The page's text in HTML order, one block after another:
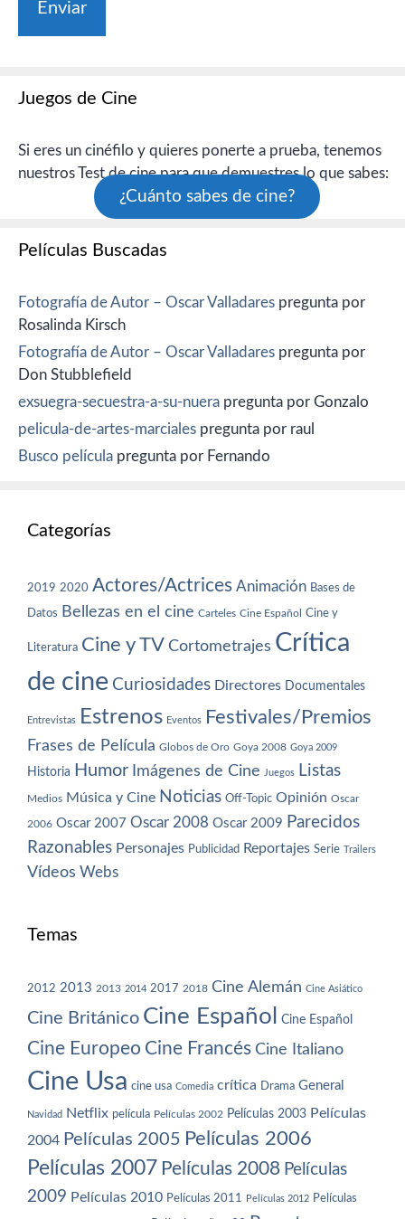
Juegos de Cine
Si eres un cinéfilo y quieres ponerte a prueba, tenemos
nuestros Test de cine para que demuestres lo que sabes:
¿Cuánto sabes de cine?
Películas Buscadas
Fotografía de Autor – Oscar Valladares pregunta por
Rosalinda Kirsch
Fotografía de Autor – Oscar Valladares pregunta por
Don Stubblefield
exsuegra-secuestra-a-su-nuera pregunta por Gonzalo
pelicula-de-artes-marciales pregunta por raul
Busco película pregunta por Fernando
Categorías
2019 2020 Actores/Actrices Animación Bases de
Datos Bellezas en el cine Carteles Cine Español Cine y
Literatura Cine y TV Cortometrajes Crítica
de cine Curiosidades Directores Documentales
Entrevistas Estrenos Eventos Festivales/Premios
Frases de Película Globos de Oro Goya 2008 Goya 2009
Historia Humor Imágenes de Cine Juegos Listas
Medios Música y Cine Noticias Off-Topic Opinión Oscar
2006 Oscar 2007 Oscar 2008 Oscar 2009 Parecidos
Razonables Personajes Publicidad Reportajes Serie Trailers
Vídeos Webs
Temas
2012 2013 2013 2014 2017 2018 Cine Alemán Cine Asiático
Cine Británico Cine Español Cine Español
Cine Europeo Cine Francés Cine Italiano
Cine Usa cine usa Comedia crítica Drama General
Navidad Netflix película Películas 2002 Películas 2003 Películas
2004 Películas 2005 Películas 2006
Películas 2007 Películas 2008 Películas
2009 Películas 2010 Películas 2011 Películas 2012 Películas